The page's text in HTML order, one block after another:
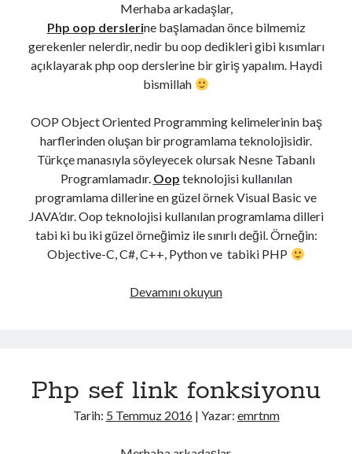
Merhaba arkadaşlar,
Php oop derslerine başlamadan önce bilmemiz
gerekenler nelerdir, nedir bu oop dedikleri gibi kısımları
açıklayarak php oop derslerine bir giriş yapalım. Haydi
bismillah
OOP Object Oriented Programming kelimelerinin baş
harflerinden oluşan bir programlama teknolojisidir.
Türkçe manasıyla söyleyecek olursak Nesne Tabanlı
Programlamadır. Oop teknolojisi kullanılan
programlama dillerine en güzel örnek Visual Basic ve
JAVA’dır. Oop teknolojisi kullanılan programlama dilleri
tabi ki bu iki güzel örneğimiz ile sınırlı değil. Örneğin:
Objective-C, C#, C++, Python ve tabiki PHP
Devamını okuyunPhp
Php sef link fonksiyonu
Tarih: 5 Temmuz 2016| Yazar: emrtnm